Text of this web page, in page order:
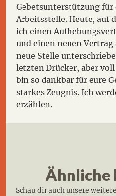
Gebetsunterstützung für
Arbeitsstelle. Heute, auf
ich einen
und einen neuen Vertrag
neue Stelle
letzten Drücker, aber
bin so dankbar für eure
starkes Zeugnis. Ich
erzählen.
Ähnliche
Schau dir auch unsere